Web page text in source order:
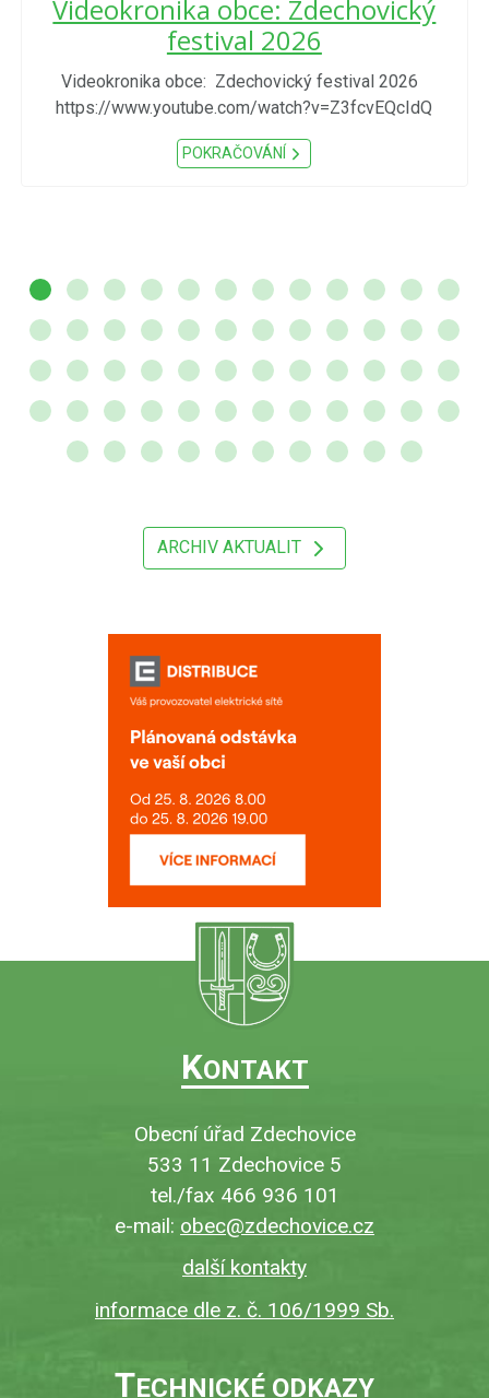
Videokronika obce: Zdechovický
festival 2026
Videokronika obce: Zdechovický festival 2026
https://www.youtube.com/watch?v=Z3fcvEQcIdQ
POKRAČOVÁNÍ
ARCHIV AKTUALIT
KONTAKT
Obecní úřad Zdechovice
533 11 Zdechovice 5
tel./fax 466 936 101
e-mail: obec@zdechovice.cz
další kontakty
informace dle z. č. 106/1999 Sb.
TECHNICKÉ ODKAZY